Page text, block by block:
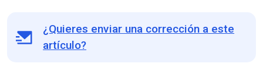
¿Quieres enviar una corrección a este
artículo?